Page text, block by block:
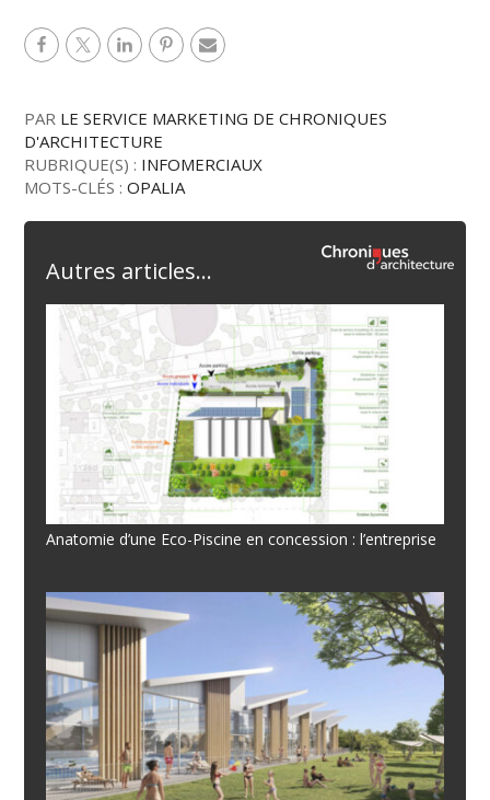
PAR LE SERVICE MARKETING DE CHRONIQUES
D'ARCHITECTURE
RUBRIQUE(S) : INFOMERCIAUX
MOTS-CLÉS :OPALIA
Autres articles...
Anatomie d’une Eco-Piscine en concession : l’entreprise